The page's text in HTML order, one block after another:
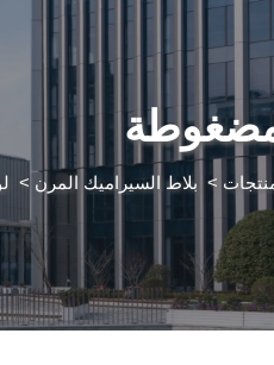
مضغوطة
> بلاط السيراميك المرن >